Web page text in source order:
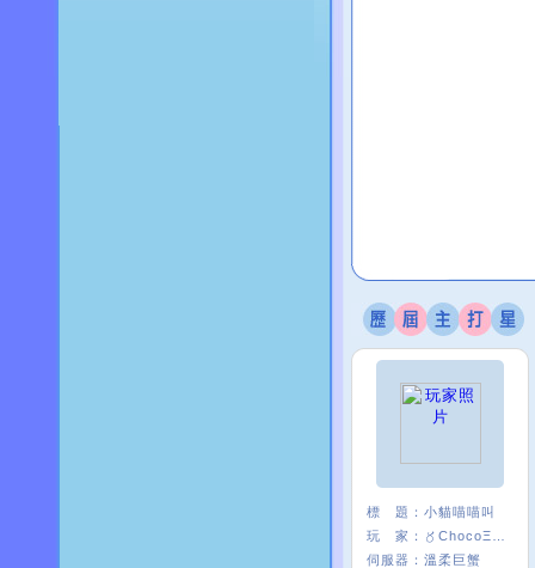
標 題： 小貓喵喵叫
玩 家：
伺服器： 溫柔巨蟹